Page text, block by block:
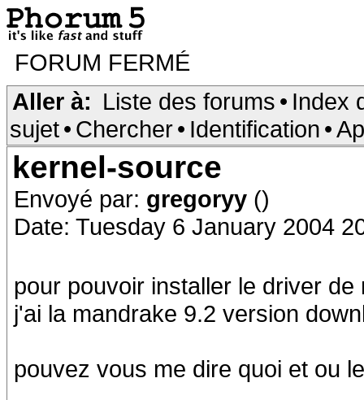
FORUM FERMÉ
Aller à: Liste des forums • Index
sujet• Chercher• Identification •
kernel-source
Envoyé par: gregoryy ()
Date: Tuesday 6 January 2004
pour pouvoir installer le driver
j'ai la mandrake 9.2 version
pouvez vous me dire quoi et ou